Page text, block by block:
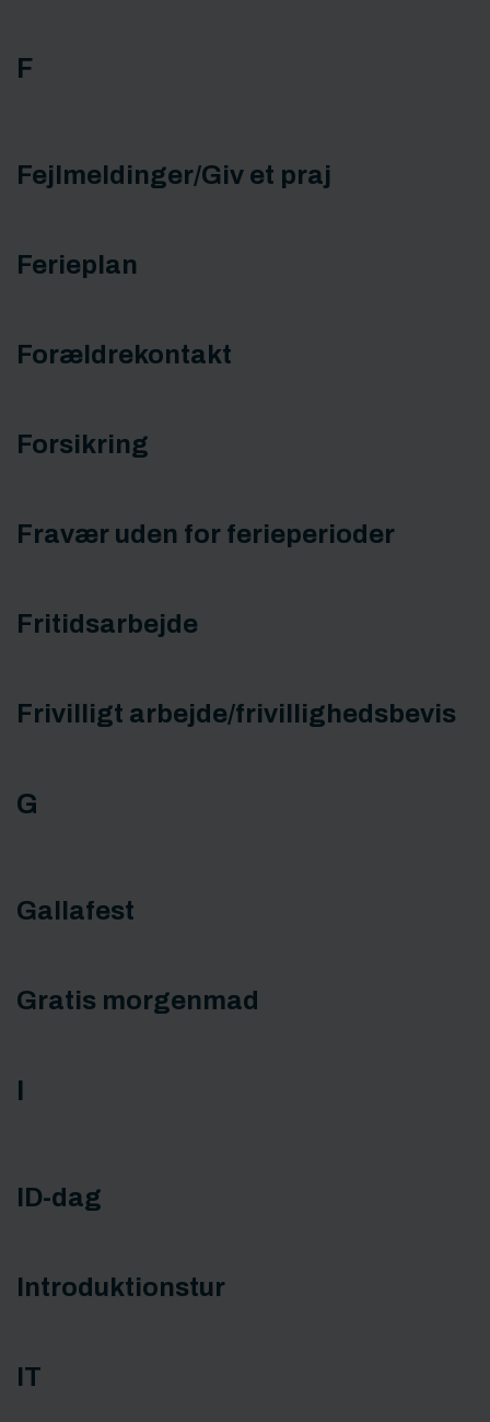
F
Fejlmeldinger/Giv et praj
Ferieplan
Forældrekontakt
Forsikring
Fravær uden for ferieperioder
Fritidsarbejde
Frivilligt arbejde/frivillighedsbevis
G
Gallafest
Gratis morgenmad
ID-dag
Introduktionstur
IT